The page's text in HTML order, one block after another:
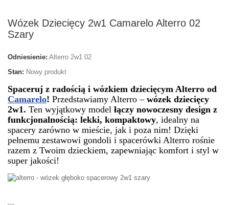
Wózek Dziecięcy 2w1 Camarelo Alterro 02
Szary
Odniesienie: Alterro 2w1 02
Stan: Nowy produkt
Spaceruj z radością i wózkiem dziecięcym Alterro od
Camarelo! Przedstawiamy Alterro – wózek dziecięcy
2w1. Ten wyjątkowy model łączy nowoczesny design z
funkcjonalnością: lekki, kompaktowy, idealny na
spacery zarówno w mieście, jak i poza nim! Dzięki
pełnemu zestawowi gondoli i spacerówki Alterro rośnie
razem z Twoim dzieckiem, zapewniając komfort i styl w
super jakości!